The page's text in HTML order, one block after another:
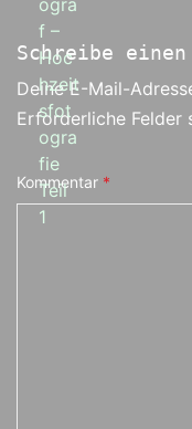
Schreibe einen
Deine E-Mail-
Erforderliche Felder
Kommentar *